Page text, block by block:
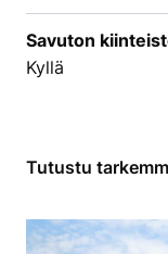
Savuton
Kyllä
Tutustu